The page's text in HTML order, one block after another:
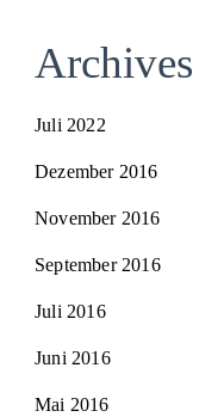
Archives
Juli 2022
Dezember 2016
November 2016
September 2016
Juli 2016
Juni 2016
Mai 2016